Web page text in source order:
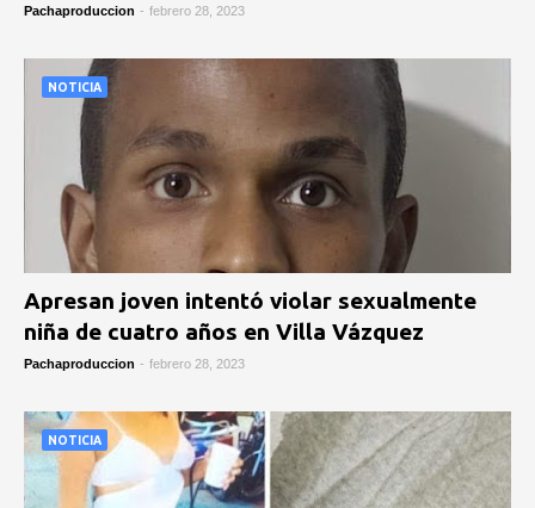
Pachaproduccion - febrero 28, 2023
NOTICIA
Apresan joven intentó violar sexualmente
niña de cuatro años en Villa Vázquez
Pachaproduccion - febrero 28, 2023
NOTICIA